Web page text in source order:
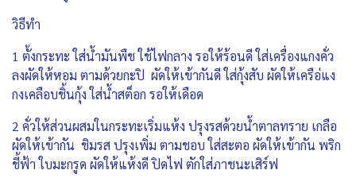
วิธีทำ
1 ตั้งกระทะ ใส่น้ำมันพืช ใช้ไฟกลาง รอให้ร้อนดี ใส่เครื่องแกงคั่ว
ลงผัดให้หอม ตามด้วยกะปิ ผัดให้เข้ากันดี ใส่กุ้งสับ ผัดให้เครือ่แง
กงเคลือบชิ้นกุ้ง ใส่น้ำสต็อก รอให้เดือด
2 คั่วให้ส่วนผสมในกระทะเริ่มแห้ง ปรุงรสด้วยน้ำตาลทราย เกลือ
ผัดให้เข้ากัน ชิมรส ปรุงเพิ่ม ตามชอบ ใส่สะตอ ผัดให้เข้ากัน พริก
ชี้ฟ้า ใบมะกรูด ผัดให้แห้งดี ปิดไฟ ตักใส่ภาชนะเสิร์ฟ